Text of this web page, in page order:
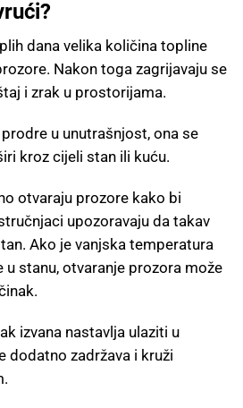
dana velika količina topline
Nakon toga zagrijavaju se
i zrak u prostorijama.
u unutrašnjost, ona se
kroz cijeli stan ili kuću.
otvaraju prozore kako bi
upozoravaju da takav
Ako je vanjska temperatura
u stanu, otvaranje prozora može
izvana nastavlja ulaziti u
dodatno zadržava i kruži